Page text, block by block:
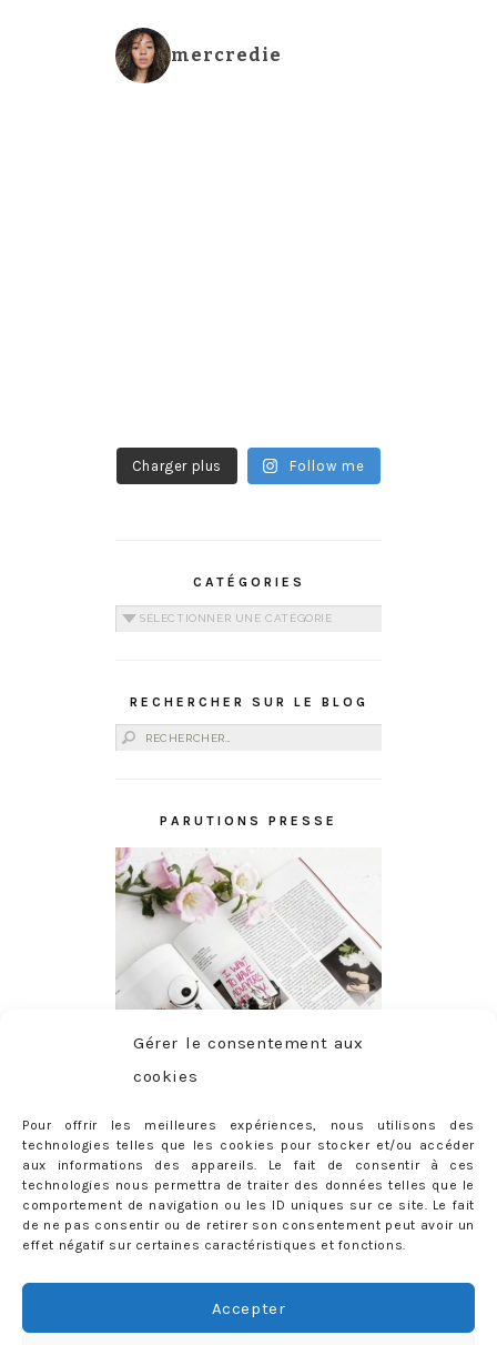
Gérer le consentement aux
cookies
Pour offrir les meilleures expériences, nous utilisons des
technologies telles que les cookies pour stocker et/ou accéder
aux informations des appareils. Le fait de consentir à ces
technologies nous permettra de traiter des données telles que le
comportement de navigation ou les ID uniques sur ce site. Le fait
de ne pas consentir ou de retirer son consentement peut avoir un
effet négatif sur certaines caractéristiques et fonctions.
Accepter
mercredie
Charger plus Follow me
CATÉGORIES
Catégories
RECHERCHER SUR LE BLOG
Rechercher :
PARUTIONS PRESSE
ABONNEMENT
Adresse